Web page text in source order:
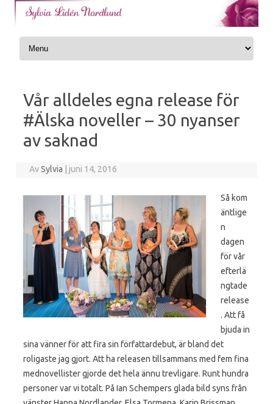
Skip to content
Vår alldeles egna release för
#Älska noveller – 30 nyanser
av saknad
AvSylvia juni 14, 2016
Så kom
äntlige
n
dagen
för vår
efterlä
ngtade
release
. Att få
bjuda in
sina vänner för att fira sin författardebut, är bland det
roligaste jag gjort. Att ha releasen tillsammans med fem fina
mednovellister gjorde det hela ännu trevligare. Runt hundra
personer var vi totalt. På Ian Schempers glada bild syns från